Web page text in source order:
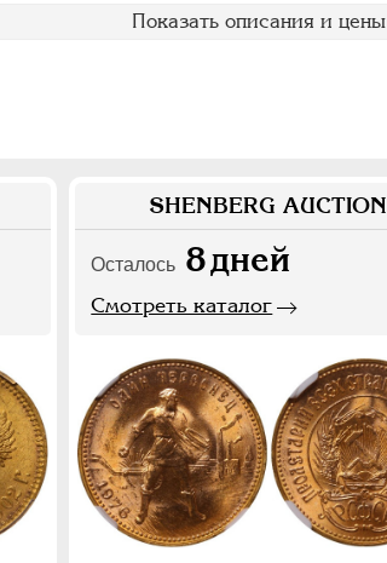
Показать описания и цены
SHENBERG AUCTION
Осталось 8дней
Смотреть каталог